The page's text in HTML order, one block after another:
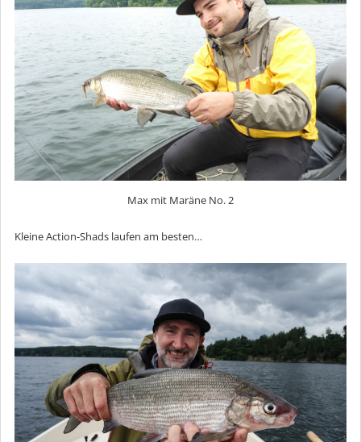
Max mit Maräne No. 2
Kleine Action-Shads laufen am besten…